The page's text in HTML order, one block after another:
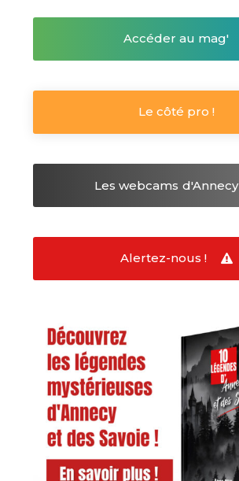
Accéder au mag'
Le côté pro !
Les webcams d'Annecy
Alertez-nous !